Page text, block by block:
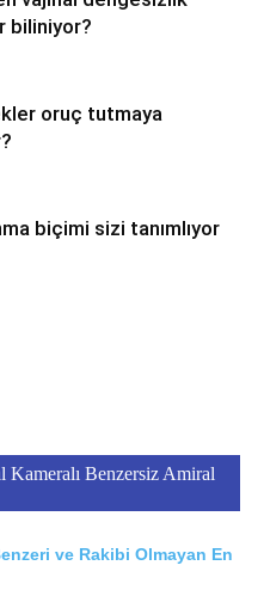
biliniyor?
oruç tutmaya
biçimi sizi tanımlıyor
Benzersiz Amiral
ve Rakibi Olmayan En